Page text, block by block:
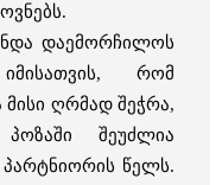
დაემორჩილოს
რომ
ღრმად შეჭრა,
შეუძლია
წელს.